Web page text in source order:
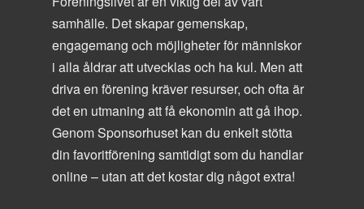
samhälle. Det skapar gemenskap,
engagemang och möjligheter för människor
i alla åldrar att utvecklas och ha kul. Men att
driva en förening kräver resurser, och ofta är
det en utmaning att få ekonomin att gå ihop.
Genom Sponsorhuset kan du enkelt stötta
din favoritförening samtidigt som du handlar
online – utan att det kostar dig något extra!